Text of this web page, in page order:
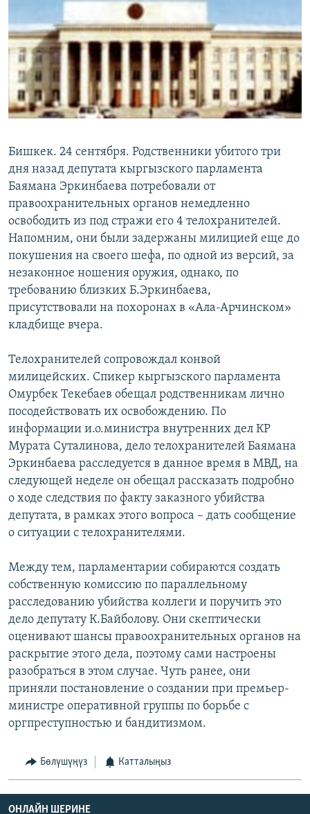
Бишкек. 24 сентября. Родственники убитого три
дня назад депутата кыргызского парламента
Баямана Эркинбаева потребовали от
правоохранительных органов немедленно
освободить из под стражи его 4 телохранителей.
Напомним, они были задержаны милицией еще до
покушения на своего шефа, по одной из версий, за
незаконное ношения оружия, однако, по
требованию близких Б.Эркинбаева,
присутствовали на похоронах в «Ала-Арчинском»
кладбище вчера.
Телохранителей сопровождал конвой
милицейских. Спикер кыргызского парламента
Омурбек Текебаев обещал родственникам лично
посодействовать их освобождению. По
информации и.о.министра внутренних дел КР
Мурата Суталинова, дело телохранителей Баямана
Эркинбаева расследуется в данное время в МВД, на
следующей неделе он обещал рассказать подробно
о ходе следствия по факту заказного убийства
депутата, в рамках этого вопроса – дать сообщение
о ситуации с телохранителями.
Между тем, парламентарии собираются создать
собственную комиссию по параллельному
расследованию убийства коллеги и поручить это
дело депутату К.Байболову. Они скептически
оценивают шансы правоохранительных органов на
раскрытие этого дела, поэтому сами настроены
разобраться в этом случае. Чуть ранее, они
приняли постановление о создании при премьер-
министре оперативной группы по борьбе с
оргпреступностью и бандитизмом.
Бөлүшүңүз Катталыңыз
ОНЛАЙН ШЕРИНЕ